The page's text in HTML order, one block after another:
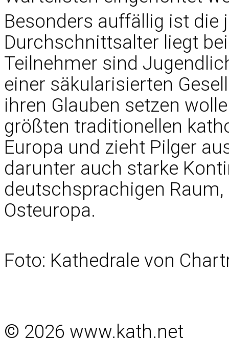
Besonders auffällig ist die
Durchschnittsalter liegt
Teilnehmer sind
einer säkularisierten
ihren Glauben setzen
größten traditionellen
Europa und zieht Pilger
darunter auch starke
deutschsprachigen
Osteuropa.
Foto: Kathedrale von
© 2026 www.kath.net